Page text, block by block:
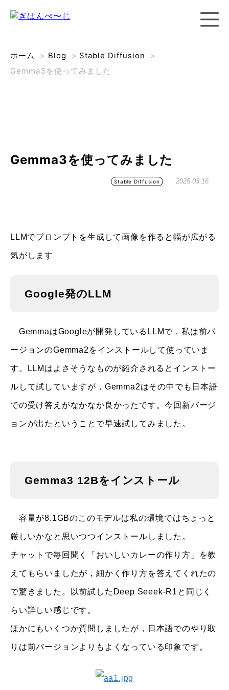
ホーム > Blog > Stable Diffusion
>
Gemma3を使ってみました
Gemma3を使ってみました
Stable Diffusion 2025.03.16
LLMでプロンプトを生成して画像を作ると幅が広がる
気がします
Google発のLLM
GemmaはGoogleが開発しているLLMで，私は前バ
ージョンのGemma2をインストールして使っていま
す。LLMはよさそうなものが紹介されるとインストー
ルして試していますが，Gemma2はその中でも日本語
での受け答えがなかなか良かったです。今回新バージ
ョンが出たということで早速試してみました。
Gemma3 12Bをインストール
容量が8.1GBのこのモデルは私の環境ではちょっと
厳しいかなと思いつつインストールしました。
チャットで毎回聞く「おいしいカレーの作り方」を教
えてもらいましたが，細かく作り方を答えてくれたの
で驚きました。以前試したDeep Seeek-R1と同じく
らい詳しい感じです。
ほかにもいくつか質問しましたが，日本語でのやり取
りは前バージョンよりもよくなっている印象です。